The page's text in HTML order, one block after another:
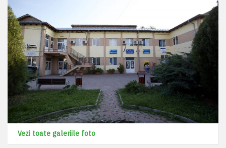
Vezi toate galeriile foto